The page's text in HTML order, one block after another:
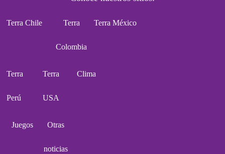
Terra Chile Terra
Colombia
Terra México
Terra
Perú
Terra
USA
Clima
Juegos Otras
noticias